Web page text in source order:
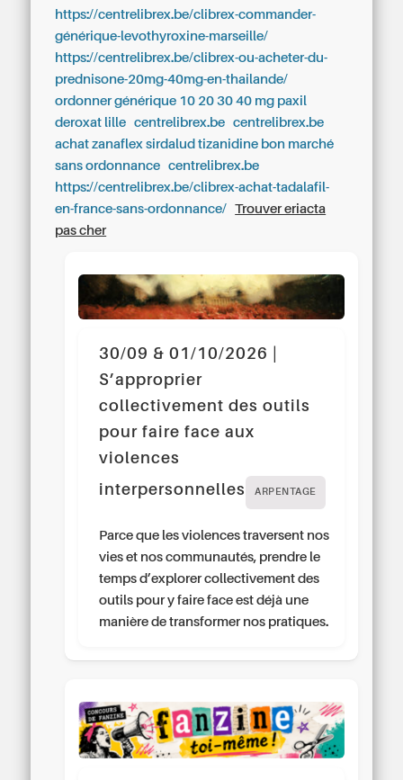
https://centrelibrex.be/clibrex-commander-
générique-levothyroxine-marseille/
https://centrelibrex.be/clibrex-ou-acheter-du-
prednisone-20mg-40mg-en-thailande/
ordonner générique 10 20 30 40 mg paxil
deroxat lille
centrelibrex.be
centrelibrex.be
achat zanaflex sirdalud tizanidine bon marché
sans ordonnance
centrelibrex.be
https://centrelibrex.be/clibrex-achat-tadalafil-
en-france-sans-ordonnance/
Trouver eriacta
pas cher
30/09 & 01/10/2026 |
S’approprier
collectivement des outils
pour faire face aux
violences
interpersonnelles
ARPENTAGE
Parce que les violences traversent nos
vies et nos communautés, prendre le
temps d’explorer collectivement des
outils pour y faire face est déjà une
manière de transformer nos pratiques.